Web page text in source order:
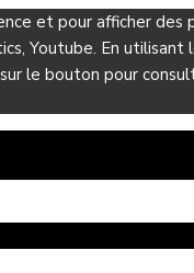
et pour afficher
Youtube. En
le bouton pour